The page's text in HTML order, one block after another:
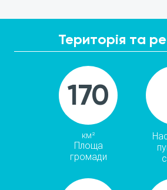
Територія та
170
км²
Площа
громади